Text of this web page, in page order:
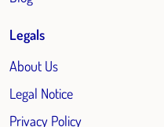
Legals
About Us
Legal Notice
Privacy Policy